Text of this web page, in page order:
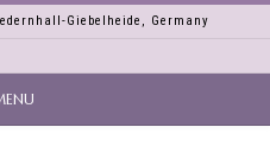
Giebelheide, Germany